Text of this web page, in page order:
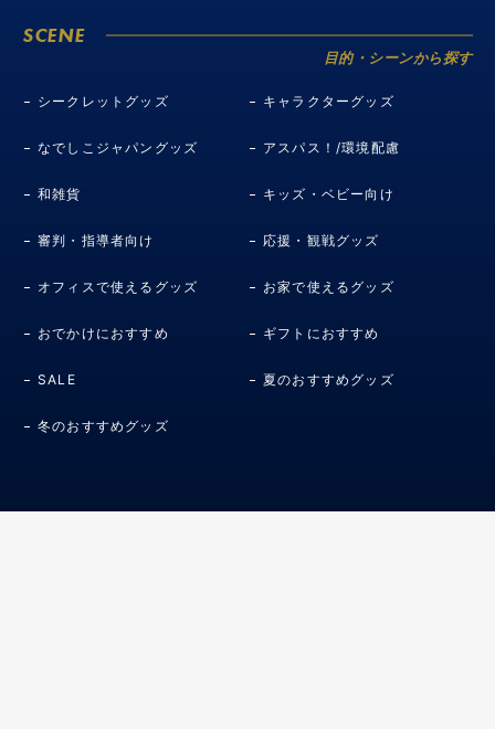
SCENE
目的・シーンから探す
シークレットグッズ キャラクターグッズ
なでしこジャパングッズ アスパス！/環境配慮
和雑貨 キッズ・ベビー向け
審判・指導者向け 応援・観戦グッズ
オフィスで使えるグッズ お家で使えるグッズ
おでかけにおすすめ ギフトにおすすめ
SALE 夏のおすすめグッズ
冬のおすすめグッズ